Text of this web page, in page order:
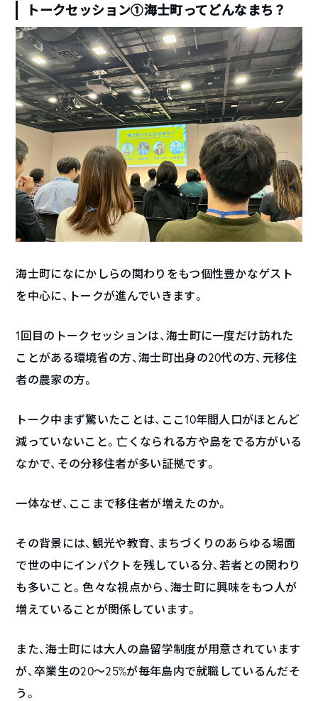
トークセッション①海士町ってどんなまち？
海士町になにかしらの関わりをもつ個性豊かなゲスト
を中心に、トークが進んでいきます。
1回目のトークセッションは、海士町に一度だけ訪れた
ことがある環境省の方、海士町出身の20代の方、元移住
者の農家の方。
トーク中まず驚いたことは、ここ10年間人口がほとんど
減っていないこと。亡くなられる方や島をでる方がいる
なかで、その分移住者が多い証拠です。
一体なぜ、ここまで移住者が増えたのか。
その背景には、観光や教育、まちづくりのあらゆる場面
で世の中にインパクトを残している分、若者との関わり
も多いこと。色々な視点から、海士町に興味をもつ人が
増えていることが関係しています。
また、海士町には大人の島留学制度が用意されています
が、卒業生の20〜25%が毎年島内で就職しているんだそ
う。